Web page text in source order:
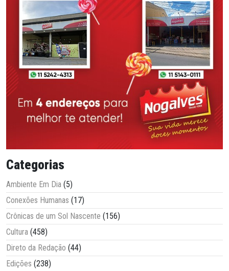
Categorias
Ambiente Em Dia (5)
Conexões Humanas (17)
Crônicas de um Sol Nascente (156)
Cultura (458)
Direto da Redação (44)
Edições (238)